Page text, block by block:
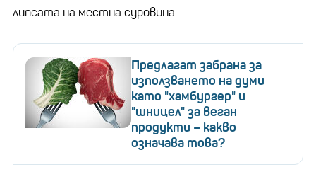
липсата на местна суровина.
Предлагат забрана за
използването на думи
като "хамбургер" и
"шницел" за веган
продукти – какво
означава това?